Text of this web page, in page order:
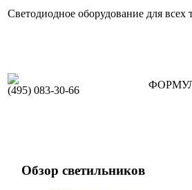
Светодиодное оборудование для всех
(495) 083-30-66
Обзор светильников